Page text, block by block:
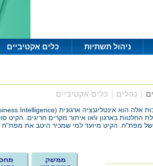
ניהול תשתיות כלים אקטיביים
נהלים כלים אקטיביים
החלטות בארגון ו\או איתור מקרים חריגים.
של מפת"ח. הקיט מיועד למי שמכיר היטב את מפת"ח